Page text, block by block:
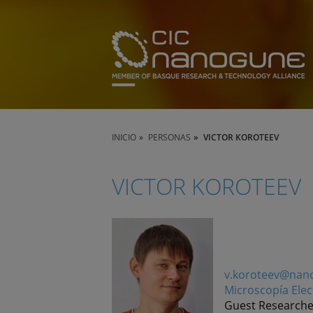
INICIO PERSONAS VICTOR KOROTEEV
VICTOR KOROTEEV
Microscopía
Guest